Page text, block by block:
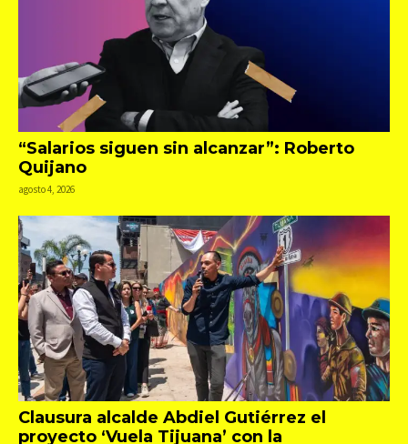
“Salarios siguen sin alcanzar”: Roberto
Quijano
agosto 4, 2026
Clausura alcalde Abdiel Gutiérrez el
proyecto ‘Vuela Tijuana’ con la